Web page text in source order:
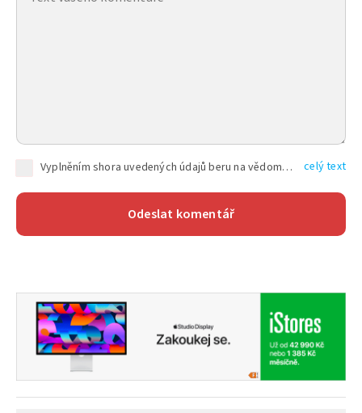
Vyplněním shora uvedených údajů beru na vědomí, že společnost TEXT FACTORY s.r.o., sídlem Brno, Durďákova 336/29, Černá Pole, PSČ: 613 00, IČ: 06157831, zapsané u Krajského soudu v Brně, oddíl C, vložka 100399, bude zpracovávat mé osobní údaje uvedené v rámci mnou vyplněného registračního formuláře na základě oprávněných zájmů TEXT FACTORY s.r.o. dle čl. 6 odst. 1 písm. f) GDPR a pro splnění právních povinností (čl. 6 odst. 1 písm. c) GDPR), a to pro tyto účely: nezbytnost zajistit oprávnění návštěvníka webových stránek provozovaných společností TEXT FACTORY s.r.o. přispívat aktivně ke zveřejněným článkům nebo v rámci diskusních fór a výkon práv TEXT FACTORY s.r.o. jako administrátora těchto diskusních fór. Více informací o zpracování osobních údajů a právech lze nalézt v celý text